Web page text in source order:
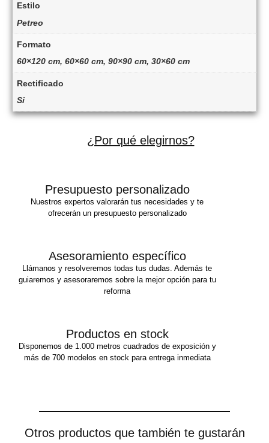
Estilo
Petreo
Formato
60×120 cm, 60×60 cm, 90×90 cm, 30×60 cm
Rectificado
Si
¿Por qué elegirnos?
Presupuesto personalizado
Nuestros expertos valorarán tus necesidades y te
ofrecerán un presupuesto personalizado
Asesoramiento específico
Llámanos y resolveremos todas tus dudas. Además te
guiaremos y asesoraremos sobre la mejor opción para tu
reforma
Productos en stock
Disponemos de 1.000 metros cuadrados de exposición y
más de 700 modelos en stock para entrega inmediata
Otros productos que también te gustarán